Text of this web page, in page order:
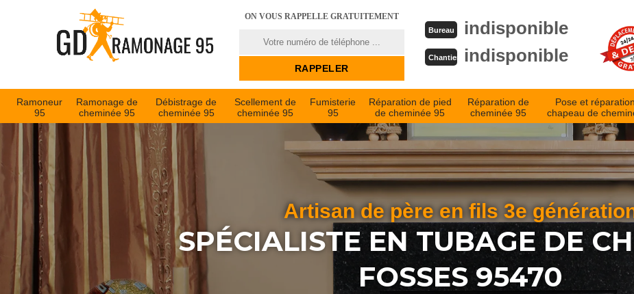
ON VOUS RAPPELLE GRATUITEMENT
Bureau indisponible
Chantier indisponible
Ramoneur
95
Ramonage de
cheminée 95
Débistrage de
cheminée 95
Scellement de
cheminée 95
Fumisterie
95
Réparation de pied
de cheminée 95
Réparation de
cheminée 95
Pose et
chapeau de
Artisan de père en fils 3e
SPÉCIALISTE EN TUBAGE DE
FOSSES 95470